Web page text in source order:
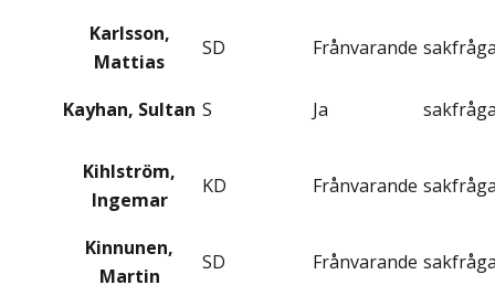
Karlsson,
Mattias
SD Frånvarande
Kayhan, Sultan S Ja
Kihlström,
Ingemar
KD Frånvarande
Kinnunen,
Martin
SD Frånvarande